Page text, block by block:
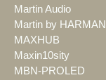
Martin Audio
Martin by HARMAN
MAXHUB
Maxin10sity
MBN-PROLED